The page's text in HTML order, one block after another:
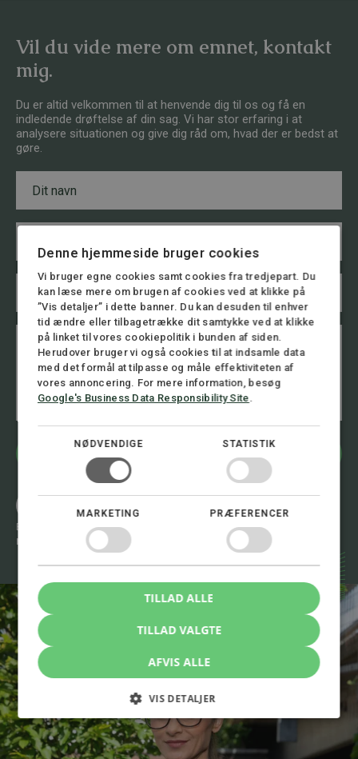
Vil du vide mere om emnet, kontakt
mig.
Du er altid velkommen til at henvende dig til os og få en
indledende drøftelse af din sag. Vi har stor erfaring i at
analysere situationen og give dig råd om, hvad der er bedst at
gøre.
v
n
E
a
i
l
e
m
r
e
o
n
m
e
r
Ring 8.00 - 16.00
+45 72 30 12 05
Eller skriv til os 24/7
mail@stormadvokatfirma.dk
Denne hjemmeside bruger cookies
Vi bruger egne cookies samt cookies fra tredjepart. Du
kan læse mere om brugen af cookies ved at klikke på
”Vis detaljer” i dette banner. Du kan desuden til enhver
tid ændre eller tilbagetrække dit samtykke ved at klikke
på linket til vores cookiepolitik i bunden af siden.
Herudover bruger vi også cookies til at indsamle data
med det formål at tilpasse og måle effektiviteten af
vores annoncering. For mere information, besøg
Google's Business Data Responsibility Site
NØDVENDIGE STATISTIK
MARKETING PRÆFERENCER
TILLAD VALGTE
TILLAD ALLE
AFVIS ALLE
VIS DETALJER